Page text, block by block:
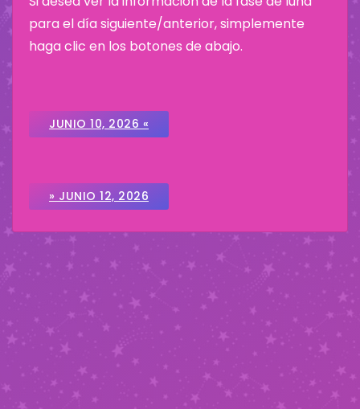
para el día siguiente/anterior, simplemente
haga clic en los botones de abajo.
JUNIO 10, 2026 «
» JUNIO 12, 2026